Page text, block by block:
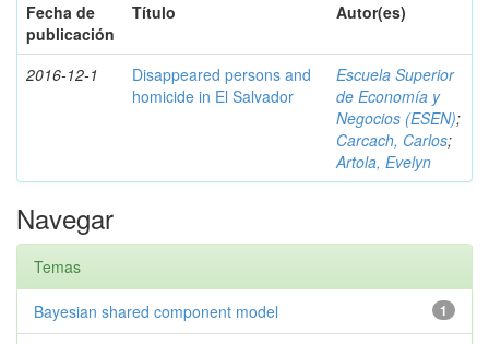
Fecha de
publicación
Título Autor(es)
2016-12-1
Disappeared persons and
homicide in El Salvador
Escuela Superior
de Economía y
Negocios (ESEN);
Carcach, Carlos;
Artola, Evelyn
Navegar
Temas
1
Bayesian shared component model